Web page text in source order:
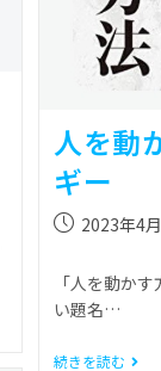
人を動
ギー
2023年4
「人を動か
い題名…
続きを読む